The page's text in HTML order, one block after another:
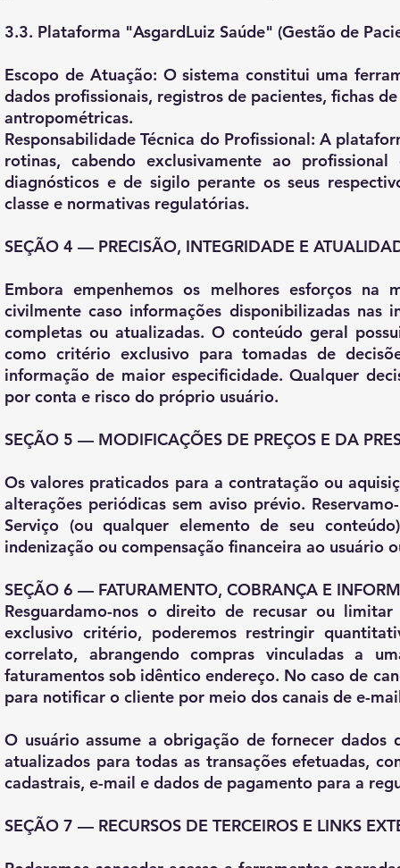
3.3. Plataforma "AsgardLuiz Saúde" (Gestão de
Escopo de Atuação: O sistema constitui uma
dados profissionais, registros de pacientes, fichas
antropométricas.
Responsabilidade Técnica do Profissional: A
rotinas, cabendo exclusivamente ao
diagnósticos e de sigilo perante os seus
classe e normativas regulatórias.
SEÇÃO 4 — PRECISÃO, INTEGRIDADE E
Embora empenhemos os melhores esforços na
civilmente caso informações disponibilizadas nas
completas ou atualizadas. O conteúdo geral
como critério exclusivo para tomadas de
informação de maior especificidade. Qualquer
por conta e risco do próprio usuário.
SEÇÃO 5 — MODIFICAÇÕES DE PREÇOS E DA
Os valores praticados para a contratação ou
alterações periódicas sem aviso prévio.
Serviço (ou qualquer elemento de seu
indenização ou compensação financeira ao usuário
SEÇÃO 6 — FATURAMENTO, COBRANÇA E
Resguardamo-nos o direito de recusar ou
exclusivo critério, poderemos restringir
correlato, abrangendo compras vinculadas a
faturamentos sob idêntico endereço. No caso de
para notificar o cliente por meio dos canais de e-
O usuário assume a obrigação de fornecer
atualizados para todas as transações efetuadas,
cadastrais, e-mail e dados de pagamento para a
SEÇÃO 7 — RECURSOS DE TERCEIROS E LINKS